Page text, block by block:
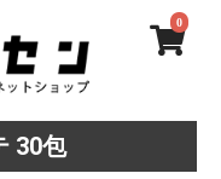
0
30包